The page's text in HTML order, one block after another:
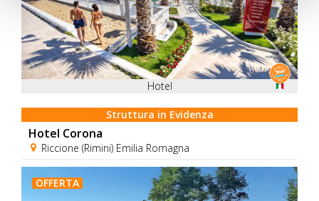
Hotel
Struttura in Evidenza
Hotel Corona
Riccione (Rimini) Emilia Romagna
OFFERTA